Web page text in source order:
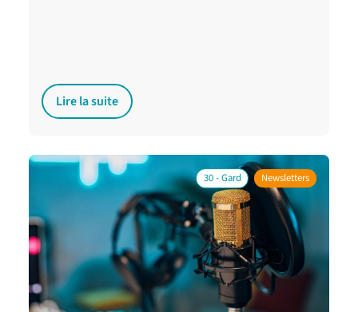
Lire la suite
30 - Gard Newsletters